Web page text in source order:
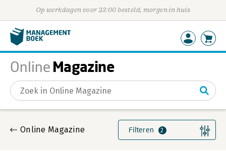
Op werkdagen voor 23:00 besteld, morgen in huis
Online Magazine
Gevonden artikelen
Online Magazine Filteren 2